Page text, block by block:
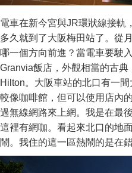
電車在新今宮與JR環狀線接軌
多久就到了大阪梅田站了。從
哪一個方向前進？當電車要駛
Granvia飯店，外觀相當的古
Hilton。大阪車站的北口有一
較像咖啡館，但可以使用店內
過無線網路來上網。我是在最
這裡有網咖。看起來北口的地
鬧。我住的這一區熱鬧的是在